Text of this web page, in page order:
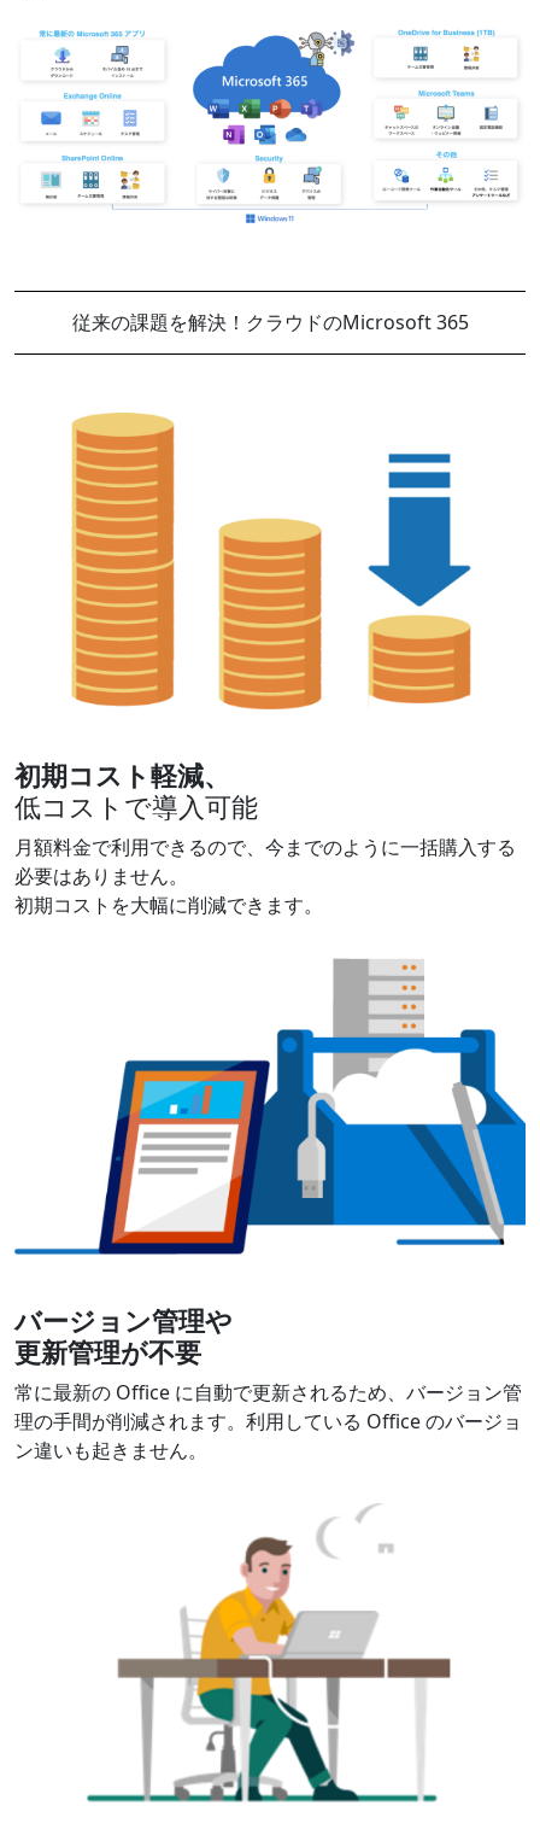
従来の課題を解決！クラウドのMicrosoft 365
初期コスト軽減、
​低コストで導入可能
​月額料金で利用できるので、今までのように一括購入する
必要はありません。​
初期コストを大幅に削減できます。​
バージョン管理や
更新管理が不要
常に最新の Office に自動で更新されるため、​バージョン管
理の手間が削減されます。利用している Office のバージョ
ン違いも起きません。​